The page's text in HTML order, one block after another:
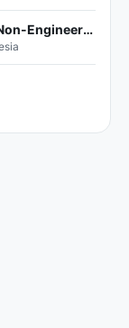
MMKI Talent Pool (Engineering & Non-Engineering)